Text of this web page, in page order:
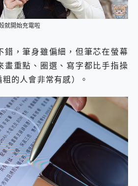
就開始充電啦
錯，筆身雖偏細，但筆芯在螢幕
畫重點、圈選、寫字都比手指操
的人會非常有感）。